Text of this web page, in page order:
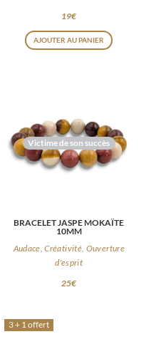
19€
AJOUTER AU PANIER
Victime de son succès
BRACELET JASPE MOKAÏTE
10MM
Audace, Créativité, Ouverture
d'esprit
25€
3 + 1 offert